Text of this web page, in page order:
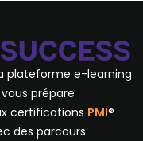
plateforme e-learning
prépare
certifications PMI®
des parcours